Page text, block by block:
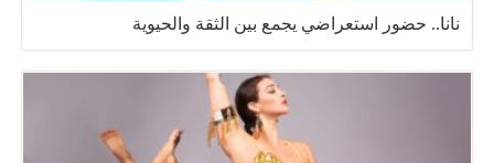
نانا.. حضور استعراضي يجمع بين الثقة والحيوية